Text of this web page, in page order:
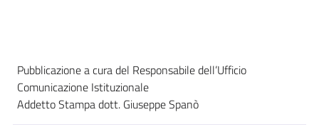
Pubblicazione a cura del Responsabile dell’Ufficio
Comunicazione Istituzionale
Addetto Stampa dott. Giuseppe Spanò